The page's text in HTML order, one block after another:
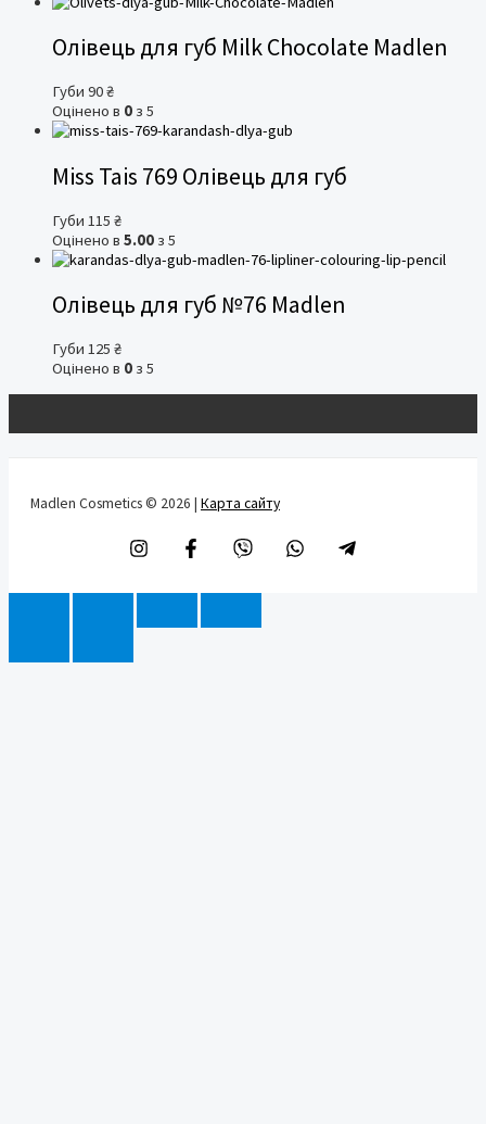
Олівець для губ Milk Chocolate Madlen
Губи 90₴
Оцінено в 0 з 5
Miss Tais 769 Олівець для губ
Губи 115 ₴
Оцінено в 5.00 з 5
Олівець для губ №76 Madlen
Губи 125 ₴
Оцінено в 0 з 5
Madlen Cosmetics © 2026 | Карта сайту